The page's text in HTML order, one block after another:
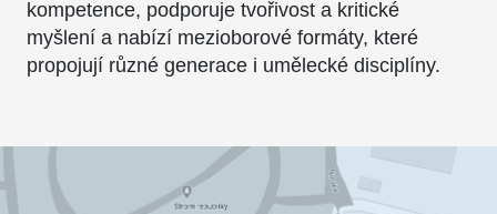
kompetence, podporuje tvořivost a kritické
myšlení a nabízí mezioborové formáty, které
propojují různé generace i umělecké disciplíny.